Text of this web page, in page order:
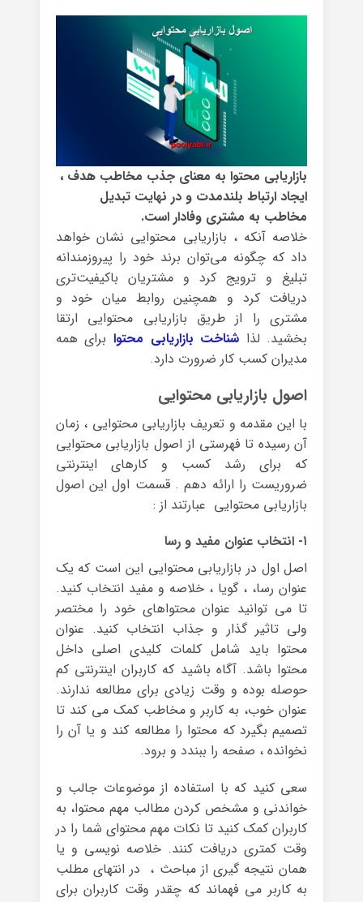
بازاریابی محتوا به معنای جذب مخاطب هدف ،
ایجاد ارتباط بلندمدت و در نهایت تبدیل
مخاطب به مشتری وفادار است.
خلاصه آنکه ، بازاریابی محتوایی نشان خواهد
داد که چگونه می‌توان برند خود را پیروزمندانه
تبلیغ و ترویج کرد و مشتریان باکیفیت‌تری
دریافت کرد و همچنین روابط میان خود و
مشتری را از طریق بازاریابی محتوایی ارتقا
بخشید. لذا شناخت بازاریابی محتوا برای همه
مدیران کسب کار ضرورت دارد.
اصول بازاریابی محتوایی
با این مقدمه و تعریف بازاریابی محتوایی ، زمان
آن رسیده تا فهرستی از اصول بازاریابی محتوایی
که برای رشد کسب و کارهای اینترنتی
ضروریست را ارائه دهم . قسمت اول این اصول
بازاریابی محتوایی عبارتند از :
۱- انتخاب عنوان مفید و رسا
اصل اول در بازاریابی محتوایی این است که یک
عنوان رسا، ، گویا ، خلاصه و مفید انتخاب کنید.
تا می توانید عنوان محتواهای خود را مختصر
ولی تاثیر گذار و جذاب انتخاب کنید. عنوان
محتوا باید شامل کلمات کلیدی اصلی داخل
محتوا باشد. آگاه باشید که کاربران اینترنتی کم
حوصله بوده و وقت زیادی برای مطالعه ندارند.
عنوان خوب، به کاربر و مخاطب کمک می کند تا
تصمیم بگیرد که محتوا را مطالعه کند و یا آن را
نخوانده ، صفحه را ببندد و برود.
سعی کنید که با استفاده از موضوعات جالب و
خواندنی و مشخص کردن مطالب مهم محتوا، به
کاربران کمک کنید تا نکات مهم محتوای شما را در
وقت کمتری دریافت کنند. خلاصه نویسی و یا
همان نتیجه گیری از مباحث ، در انتهای مطلب
به کاربر می فهماند که چقدر وقت کاربران برای